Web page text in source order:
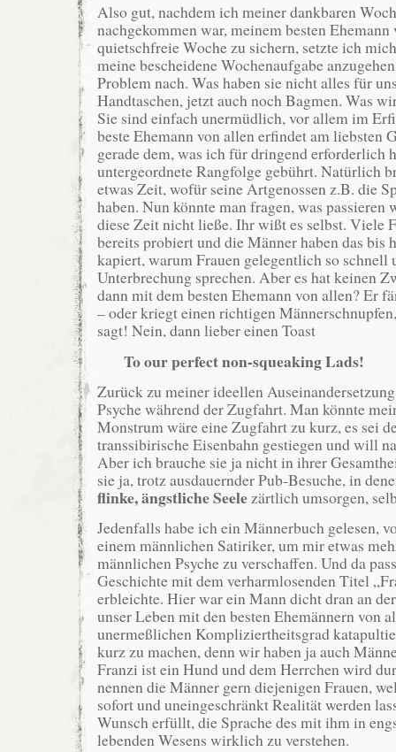
Also gut, nachdem ich meiner dankbaren
nachgekommen war, meinem besten
quietschfreie Woche zu sichern, setzte ich
meine bescheidene Wochenaufgabe
Problem nach. Was haben sie nicht alles für
Handtaschen, jetzt auch noch Bagmen. Was
Sie sind einfach unermüdlich, vor allem im
beste Ehemann von allen erfindet am liebsten
gerade dem, was ich für dringend erforderlich
untergeordnete Rangfolge gebührt. Natürlich
etwas Zeit, wofür seine Artgenossen z.B. die
haben. Nun könnte man fragen, was passieren
diese Zeit nicht ließe. Ihr wißt es selbst. Viele
bereits probiert und die Männer haben das bis
kapiert, warum Frauen gelegentlich so schnell
Unterbrechung sprechen. Aber es hat keinen
dann mit dem besten Ehemann von allen? Er
– oder kriegt einen richtigen
sagt! Nein, dann lieber einen Toast
To our perfect non-squeaking Lads!
Zurück zu meiner ideellen
Psyche während der Zugfahrt. Man könnte
Monstrum wäre eine Zugfahrt zu kurz, es sei
transsibirische Eisenbahn gestiegen und will
Aber ich brauche sie ja nicht in ihrer
sie ja, trotz ausdauernder Pub-Besuche, in
flinke, ängstliche Seelezärtlich umsorgen,
Jedenfalls habe ich ein Männerbuch gelesen,
einem männlichen Satiriker, um mir etwas
männlichen Psyche zu verschaffen. Und da
Geschichte mit dem verharmlosenden Titel
erbleichte. Hier war ein Mann dicht dran an
unser Leben mit den besten Ehemännern von
unermeßlichen Kompliziertheitsgrad
kurz zu machen, denn wir haben ja auch
Franzi ist ein Hund und dem Herrchen wird
nennen die Männer gern diejenigen Frauen,
sofort und uneingeschränkt Realität werden
Wunsch erfüllt, die Sprache des mit ihm in
lebenden Wesens wirklich zu verstehen.